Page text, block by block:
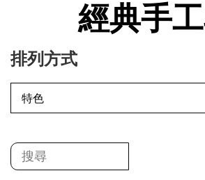
經典手
排列方式